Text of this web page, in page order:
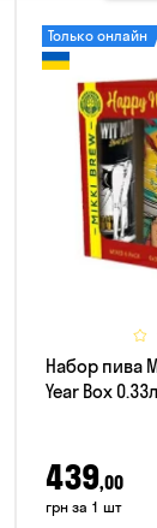
Только онлайн
Набор пива
Year Box
439,00
грн за 1 шт